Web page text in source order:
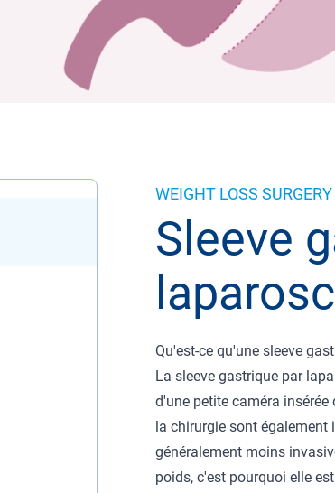
WEIGHT LOSS SURGERY
Sleeve
Qu'est-ce qu'une sleeve
La sleeve gastrique par
d'une petite caméra
la chirurgie sont également
généralement moins
poids, c'est pourquoi elle